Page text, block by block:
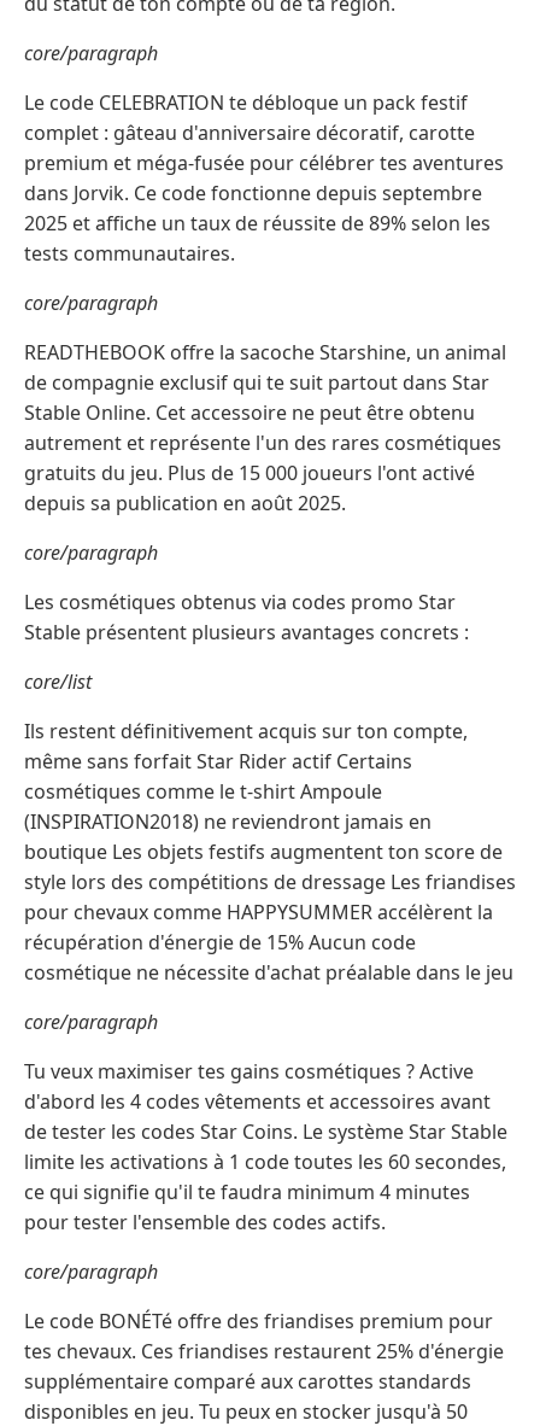
core/paragraph
Le code CELEBRATION te débloque un pack festif
complet : gâteau d'anniversaire décoratif, carotte
premium et méga-fusée pour célébrer tes aventures
dans Jorvik. Ce code fonctionne depuis septembre
2025 et affiche un taux de réussite de 89% selon les
tests communautaires.
core/paragraph
READTHEBOOK offre la sacoche Starshine, un animal
de compagnie exclusif qui te suit partout dans Star
Stable Online. Cet accessoire ne peut être obtenu
autrement et représente l'un des rares cosmétiques
gratuits du jeu. Plus de 15 000 joueurs l'ont activé
depuis sa publication en août 2025.
core/paragraph
Les cosmétiques obtenus via codes promo Star
Stable présentent plusieurs avantages concrets :
core/list
Ils restent définitivement acquis sur ton compte,
même sans forfait Star Rider actif Certains
cosmétiques comme le t-shirt Ampoule
(INSPIRATION2018) ne reviendront jamais en
boutique Les objets festifs augmentent ton score de
style lors des compétitions de dressage Les friandises
pour chevaux comme HAPPYSUMMER accélèrent la
récupération d'énergie de 15% Aucun code
cosmétique ne nécessite d'achat préalable dans le jeu
core/paragraph
Tu veux maximiser tes gains cosmétiques ? Active
d'abord les 4 codes vêtements et accessoires avant
de tester les codes Star Coins. Le système Star Stable
limite les activations à 1 code toutes les 60 secondes,
ce qui signifie qu'il te faudra minimum 4 minutes
pour tester l'ensemble des codes actifs.
core/paragraph
Le code BONÉTé offre des friandises premium pour
tes chevaux. Ces friandises restaurent 25% d'énergie
supplémentaire comparé aux carottes standards
disponibles en jeu. Tu peux en stocker jusqu'à 50